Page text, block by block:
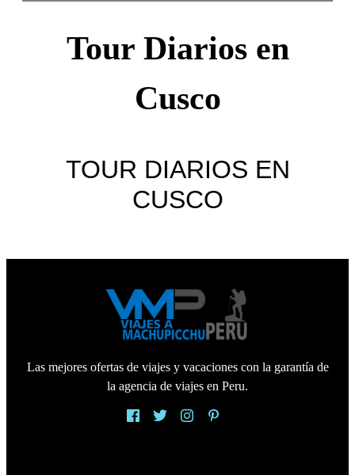
Tour Diarios en
Cusco
TOUR DIARIOS EN
CUSCO
Las mejores ofertas de viajes y vacaciones con la garantía de
la agencia de viajes en Peru.